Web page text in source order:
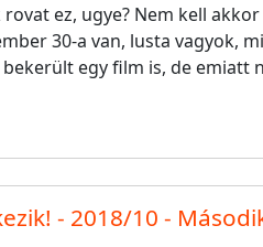
ez, ugye? Nem kell
30-a van, lusta vagyok,
egy film is, de emiatt
- 2018/10 -